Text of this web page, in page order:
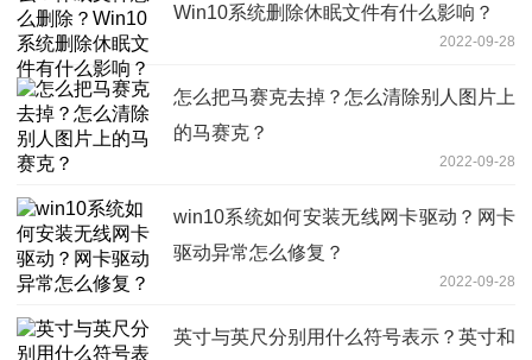
Win10系统删除休眠文件有什么影响？
2022-09-28
怎么把马赛克去掉？怎么清除别人图片上
的马赛克？
2022-09-28
win10系统如何安装无线网卡驱动？网卡
驱动异常怎么修复？
2022-09-28
英寸与英尺分别用什么符号表示？英寸和